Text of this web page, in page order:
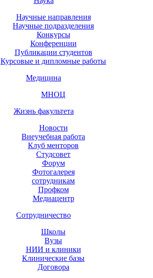
Научные направления
Научные подразделения
Конкурсы
Конференции
Публикации студентов
Курсовые и дипломные работы
Медицина
МНОЦ
Жизнь факультета
Новости
Внеучебная работа
Клуб менторов
Студсовет
Форум
Фотогалерея
сотрудникам
Профком
Медиацентр
Сотрудничество
Школы
Вузы
НИИ и клиники
Клинические базы
Договора